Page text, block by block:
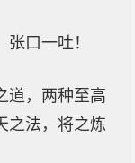
口一吐！
道，两种至高
之法，将之炼